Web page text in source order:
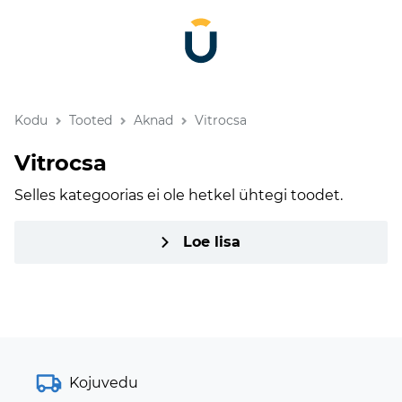
Kodu Tooted Aknad Vitrocsa
Vitrocsa
Selles kategoorias ei ole hetkel ühtegi toodet.
Loe lisa
Kojuvedu